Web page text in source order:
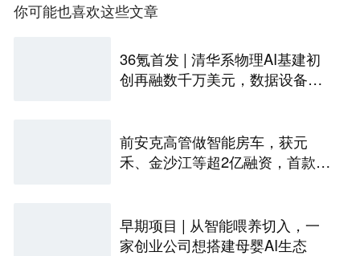
你可能也喜欢这些文章
36氪首发 | 清华系物理AI基建初
创再融数千万美元，数据设备进
前安克高管做智能房车，获元
禾、金沙江等超2亿融资，首款产
早期项目 | 从智能喂养切入，一
家创业公司想搭建母婴AI生态